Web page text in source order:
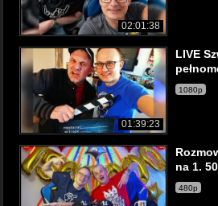
02:01:38
01:39:23
LIVE
1080p
na 1.
480p